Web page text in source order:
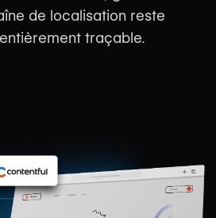
de localisation reste
traçable.
SUR